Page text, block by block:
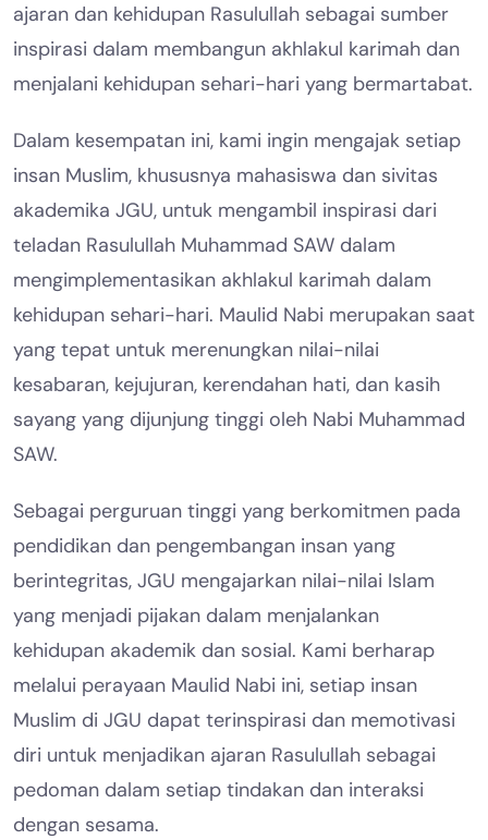
ajaran dan kehidupan Rasulullah sebagai sumber
inspirasi dalam membangun akhlakul karimah dan
menjalani kehidupan sehari-hari yang bermartabat.
Dalam kesempatan ini, kami ingin mengajak setiap
insan Muslim, khususnya mahasiswa dan sivitas
akademika JGU, untuk mengambil inspirasi dari
teladan Rasulullah Muhammad SAW dalam
mengimplementasikan akhlakul karimah dalam
kehidupan sehari-hari. Maulid Nabi merupakan saat
yang tepat untuk merenungkan nilai-nilai
kesabaran, kejujuran, kerendahan hati, dan kasih
sayang yang dijunjung tinggi oleh Nabi Muhammad
SAW.
Sebagai perguruan tinggi yang berkomitmen pada
pendidikan dan pengembangan insan yang
berintegritas, JGU mengajarkan nilai-nilai Islam
yang menjadi pijakan dalam menjalankan
kehidupan akademik dan sosial. Kami berharap
melalui perayaan Maulid Nabi ini, setiap insan
Muslim di JGU dapat terinspirasi dan memotivasi
diri untuk menjadikan ajaran Rasulullah sebagai
pedoman dalam setiap tindakan dan interaksi
dengan sesama.